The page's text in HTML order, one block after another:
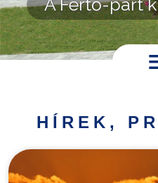
A Fertő-part
HÍREK,